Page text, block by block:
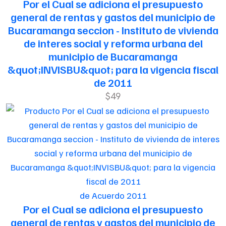
Por el Cual se adiciona el presupuesto
general de rentas y gastos del municipio de
Bucaramanga seccion - Instituto de vivienda
de interes social y reforma urbana del
municipio de Bucaramanga
&quot;INVISBU&quot; para la vigencia fiscal
de 2011
$49
de Acuerdo 2011
Por el Cual se adiciona el presupuesto
general de rentas y gastos del municipio de